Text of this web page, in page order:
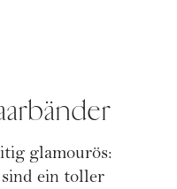
glamourös:
ein toller